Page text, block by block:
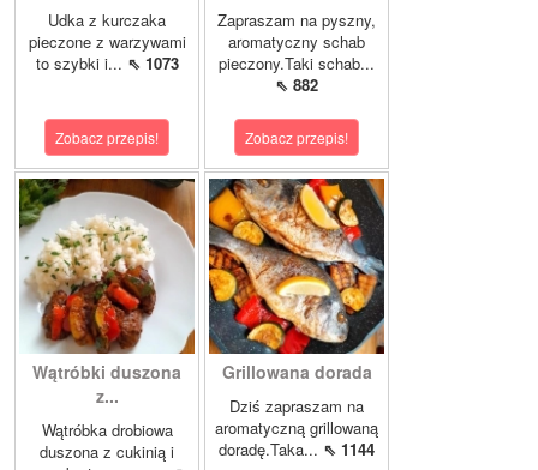
Udka z kurczaka
pieczone z warzywami
to szybki i... ⇖ 1073
Zobacz przepis!
Zapraszam na pyszny,
aromatyczny schab
pieczony.Taki schab...
⇖ 882
Zobacz przepis!
Wątróbki duszona
z...
Wątróbka drobiowa
duszona z cukinią i
Grillowana dorada
Dziś zapraszam na
aromatyczną grillowaną
doradę.Taka... ⇖ 1144